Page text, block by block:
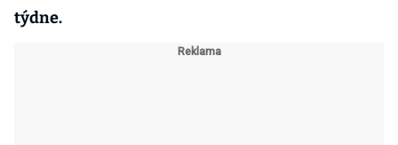
týdne.